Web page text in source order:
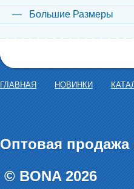
Большие Размеры
ГЛАВНАЯ НОВИНКИ
Оптовая продажа
© BONA 2026